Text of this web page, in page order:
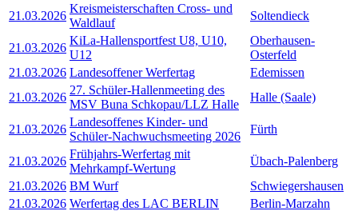
21.03.2026
Kreismeisterschaften Cross- und
Waldlauf
Soltendieck
21.03.2026
KiLa-Hallensportfest U8, U10,
U12
Oberhausen-
Osterfeld
21.03.2026 Landesoffener Werfertag
Edemissen
21.03.2026
27. Schüler-Hallenmeeting des
MSV Buna Schkopau/LLZ Halle
Halle (Saale)
21.03.2026
Landesoffenes Kinder- und
Schüler-Nachwuchsmeeting 2026
Fürth
21.03.2026
Frühjahrs-Werfertag mit
Mehrkampf-Wertung
Übach-Palenberg
21.03.2026 BM Wurf
Schwiegershausen
21.03.2026 Werfertag des LAC BERLIN
Berlin-Marzahn